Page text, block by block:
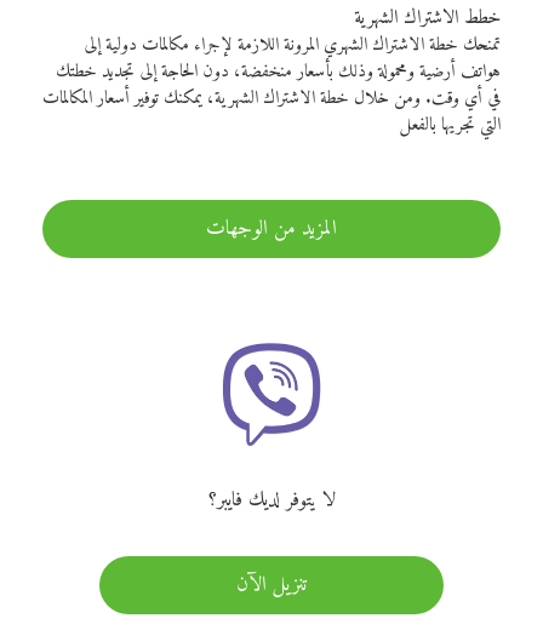
خطط الاشتراك الشهرية
تمنحك خطة الاشتراك الشهري المرونة اللازمة لإجراء مكالمات دولية إلى
هواتف أرضية ومحمولة وذلك بأسعار منخفضة، دون الحاجة إلى تجديد خطتك
في أي وقت. ومن خلال خطة الاشتراك الشهرية، يمكنك توفير أسعار المكالمات
التي تجريها بالفعل
المزيد من الوجهات
لا يتوفر لديك فايبر؟
تنزيل الآن